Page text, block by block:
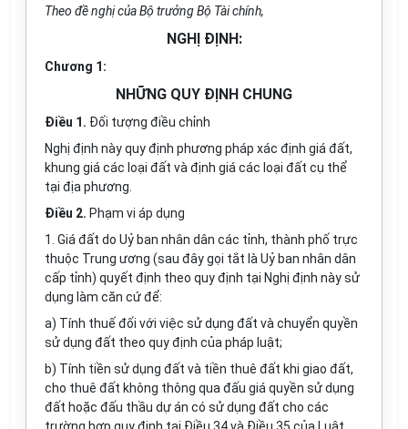
Theo đề nghị của Bộ trưởng Bộ Tài chính,
NGHỊ ĐỊNH:
Chương 1:
NHỮNG QUY ĐỊNH CHUNG
Điều 1. Đối tượng điều chỉnh
Nghị định này quy định phương pháp xác định giá đất,
khung giá các loại đất và định giá các loại đất cụ thể
tại địa phương.
Điều 2. Phạm vi áp dụng
1. Giá đất do Uỷ ban nhân dân các tỉnh, thành phố trực
thuộc Trung ương (sau đây gọi tắt là Uỷ ban nhân dân
cấp tỉnh) quyết định theo quy định tại Nghị định này sử
dụng làm căn cứ để:
a) Tính thuế đối với việc sử dụng đất và chuyển quyền
sử dụng đất theo quy định của pháp luật;
b) Tính tiền sử dụng đất và tiền thuê đất khi giao đất,
cho thuê đất không thông qua đấu giá quyền sử dụng
đất hoặc đấu thầu dự án có sử dụng đất cho các